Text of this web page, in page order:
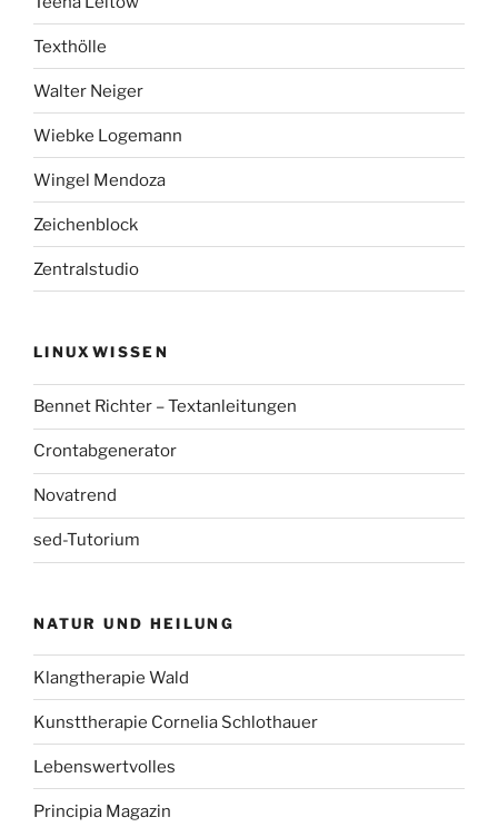
Texthölle
Walter Neiger
Wiebke Logemann
Wingel Mendoza
Zeichenblock
Zentralstudio
LINUXWISSEN
Bennet Richter – Textanleitungen
Crontabgenerator
Novatrend
sed-Tutorium
NATUR UND HEILUNG
Klangtherapie Wald
Kunsttherapie Cornelia Schlothauer
Lebenswertvolles
Principia Magazin